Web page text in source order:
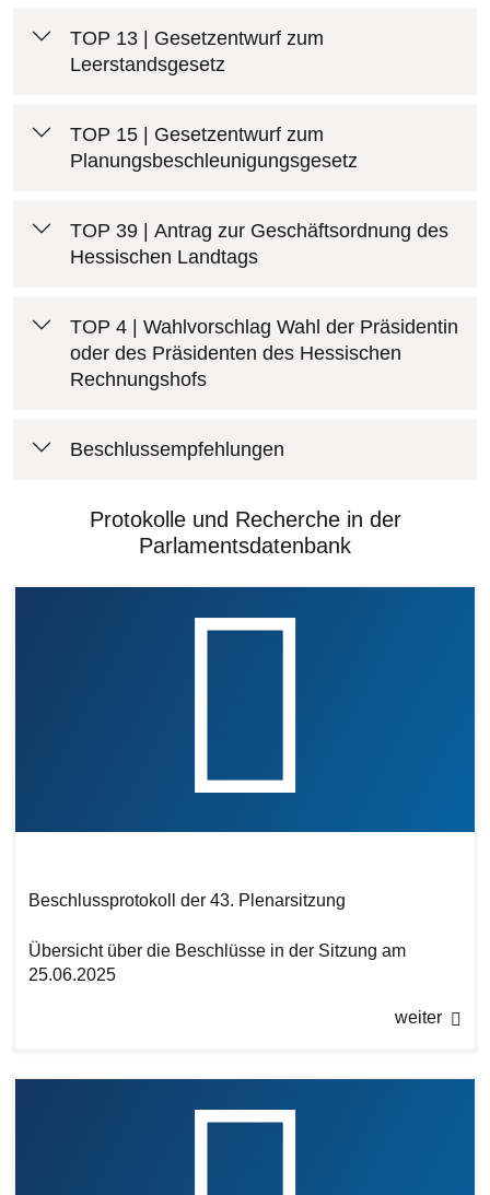
TOP 13 | Gesetzentwurf zum
Leerstandsgesetz
TOP 15 | Gesetzentwurf zum
Planungsbeschleunigungsgesetz
TOP 39 | Antrag zur Geschäftsordnung des
Hessischen Landtags
TOP 4 | Wahlvorschlag Wahl der Präsidentin
oder des Präsidenten des Hessischen
Rechnungshofs
Beschlussempfehlungen
Protokolle und Recherche in der
Parlamentsdatenbank
Beschlussprotokoll der 43. Plenarsitzung
Übersicht über die Beschlüsse in der Sitzung am
25.06.2025
weiter